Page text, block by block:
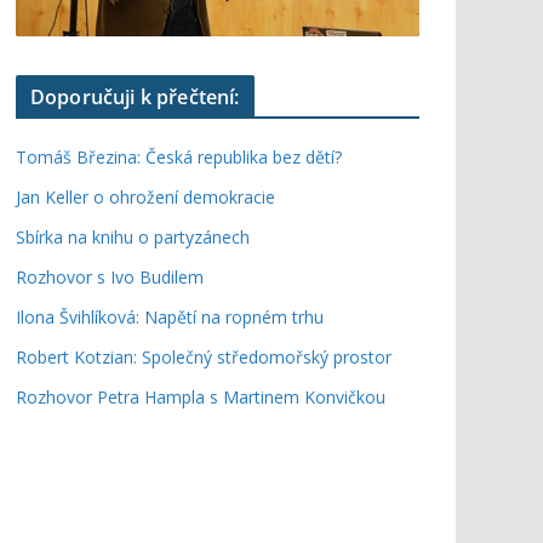
Doporučuji k přečtení:
Tomáš Březina: Česká republika bez dětí?
Jan Keller o ohrožení demokracie
Sbírka na knihu o partyzánech
Rozhovor s Ivo Budilem
Ilona Švihlíková: Napětí na ropném trhu
Robert Kotzian: Společný středomořský prostor
Rozhovor Petra Hampla s Martinem Konvičkou